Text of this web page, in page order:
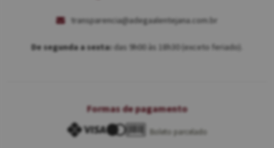
transparencia@adegaalentejana.com.br
De segunda a sexta: das 9h00 às 18h30 (exceto feriado).
Formas de pagamento
Boleto parcelado